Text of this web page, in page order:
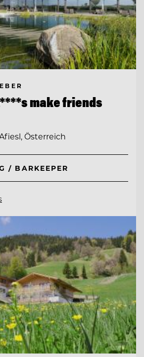
make friends
Österreich
CHEF DE RANG / BARKEEPER